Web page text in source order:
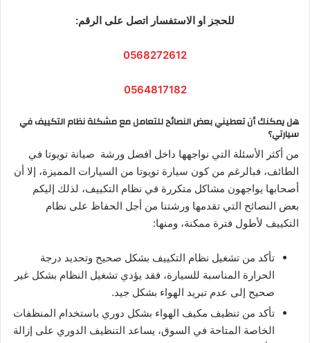
للحجز او الاستفسار اتصل على الرقم:
0568272612
0564817182
هل يمكنك أن تعطيني بعض النصائح للتعامل مع مشكلة نظام التكييف في
سيارتي؟
من أكثر الأسئلة التي نواجهها داخل افضل ورشة صيانة تويوتا في
الطائف، فبالرغم من كون سيارة تويوتا من السيارات المميزة، إلا أن
أصحابها يواجهون مشاكل متكررة في نظام التكييف، لذلك إليكم
بعض النصائح التي تقدمها ورشتنا من أجل الحفاظ على نظام
التكييف لأطول فترة ممكنة، ومنها:
تأكد من تشغيل نظام التكييف بشكل صحيح وتحديد درجة
الحرارة المناسبة للسيارة، فقد يؤدي تشغيل النظام بشكل غير
صحيح إلى عدم تبريد الهواء بشكل جيد.
تأكد من تنظيف مكيف الهواء بشكل دوري باستخدام المنظفات
الخاصة المتاحة في السوق، يساعد التنظيف الدوري على إزالة